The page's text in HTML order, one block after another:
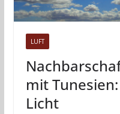
LUFT
mit
Licht